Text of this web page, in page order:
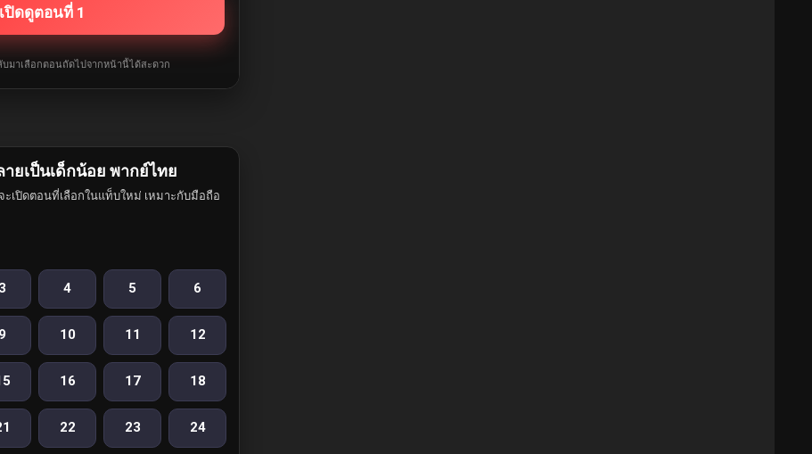
ปิดดูตอนที่ 1
บมาเลือกตอนถัดไปจากหน้านี้ได้สะดวก
ยเป็นเด็กน้อย พากย์ไทย
เปิดตอนที่เลือกในแท็บใหม่ เหมาะกับมือถือ
3 4 5 6
9 10 11 12
16 17 18
22 23 24